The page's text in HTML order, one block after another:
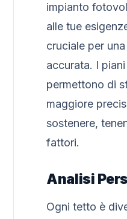
impianto
alle tue
cruciale per
accurata. I
permettono di
maggiore
sostenere,
fattori.
Analisi
Ogni tetto è